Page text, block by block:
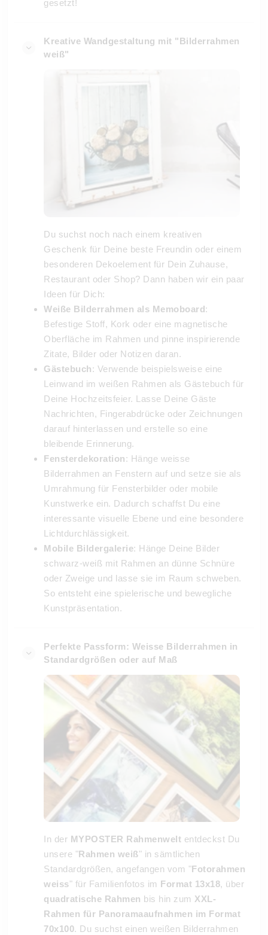
gesetzt!
Kreative Wandgestaltung mit "Bilderrahmen
weiß"
Du suchst noch nach einem kreativen
Geschenk für Deine beste Freundin oder einem
besonderen Dekoelement für Dein Zuhause,
Restaurant oder Shop? Dann haben wir ein paar
Ideen für Dich:
Weiße Bilderrahmen als Memoboard:
Befestige Stoff, Kork oder eine magnetische
Oberfläche im Rahmen und pinne inspirierende
Zitate, Bilder oder Notizen daran.
Gästebuch: Verwende beispielsweise eine
Leinwand im weißen Rahmen als Gästebuch für
Deine Hochzeitsfeier. Lasse Deine Gäste
Nachrichten, Fingerabdrücke oder Zeichnungen
darauf hinterlassen und erstelle so eine
bleibende Erinnerung.
Fensterdekoration: Hänge weisse
Bilderrahmen an Fenstern auf und setze sie als
Umrahmung für Fensterbilder oder mobile
Kunstwerke ein. Dadurch schaffst Du eine
interessante visuelle Ebene und eine besondere
Lichtdurchlässigkeit.
Mobile Bildergalerie: Hänge Deine Bilder
schwarz-weiß mit Rahmen an dünne Schnüre
oder Zweige und lasse sie im Raum schweben.
So entsteht eine spielerische und bewegliche
Kunstpräsentation.
Perfekte Passform: Weisse Bilderrahmen in
Standardgrößen oder auf Maß
In der MYPOSTER Rahmenwelt entdeckst Du
unsere "Rahmen weiß" in sämtlichen
Standardgrößen, angefangen vom "Fotorahmen
weiss" für Familienfotos im Format 13x18, über
quadratische Rahmen bis hin zum XXL-
Rahmen für Panoramaaufnahmen im Format
70x100. Du suchst einen weißen Bilderrahmen